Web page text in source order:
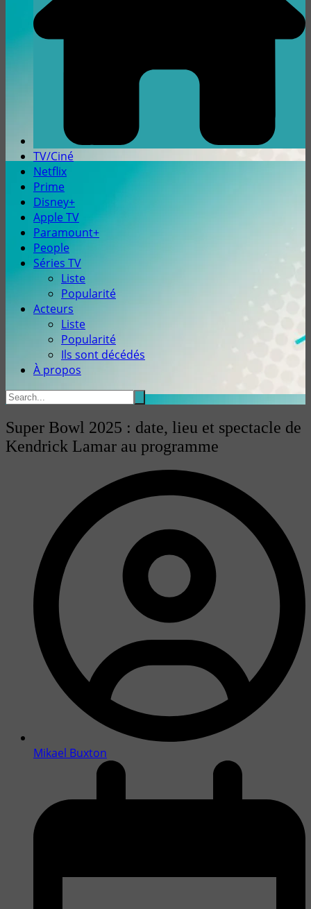
TV/Ciné
Netflix
Prime
Disney+
Apple TV
Paramount+
People
Séries TV
Liste
Popularité
Acteurs
Liste
Popularité
Ils sont décédés
À propos
Super Bowl 2025 : date, lieu et spectacle de
Kendrick Lamar au programme
Mikael Buxton